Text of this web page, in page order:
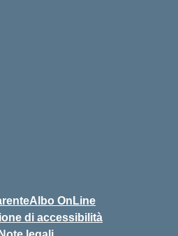
Albo OnLine
di accessibilità